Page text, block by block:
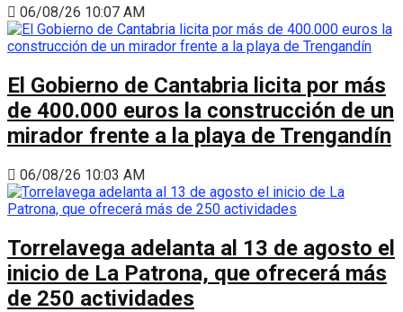
06/08/26 10:07 AM
El Gobierno de Cantabria licita por más
de 400.000 euros la construcción de un
mirador frente a la playa de Trengandín
06/08/26 10:03 AM
Torrelavega adelanta al 13 de agosto el
inicio de La Patrona, que ofrecerá más
de 250 actividades